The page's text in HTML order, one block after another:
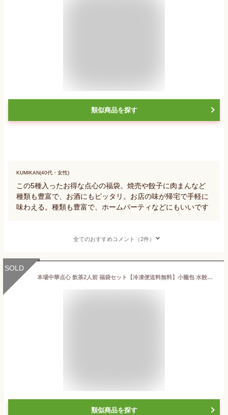
類似商品を探す
KUMIKAN(40代・女性)
この5種入ったお得な点心の福袋。焼売や餃子に肉まんなど
種類も豊富で、お酒にもピッタリ。お店の味が帰宅で手軽に
味わえる。種類も豊富で、ホームパーティなどにもいいです
全てのおすすめコメント（2件）
SOLD
本場中華点心 飲茶2人前 福袋セット【冷凍便送料無料】小籠包 水餃子 もち米肉団子 ふかひれ風餃子 棒餃子 桃あんまん 冷凍ライチ 点心 飲茶 グルメ福袋 中国食品 台湾 食品 台湾物産 館 台湾お土産 台湾 台湾祭 台湾 小 集
類似商品を探す